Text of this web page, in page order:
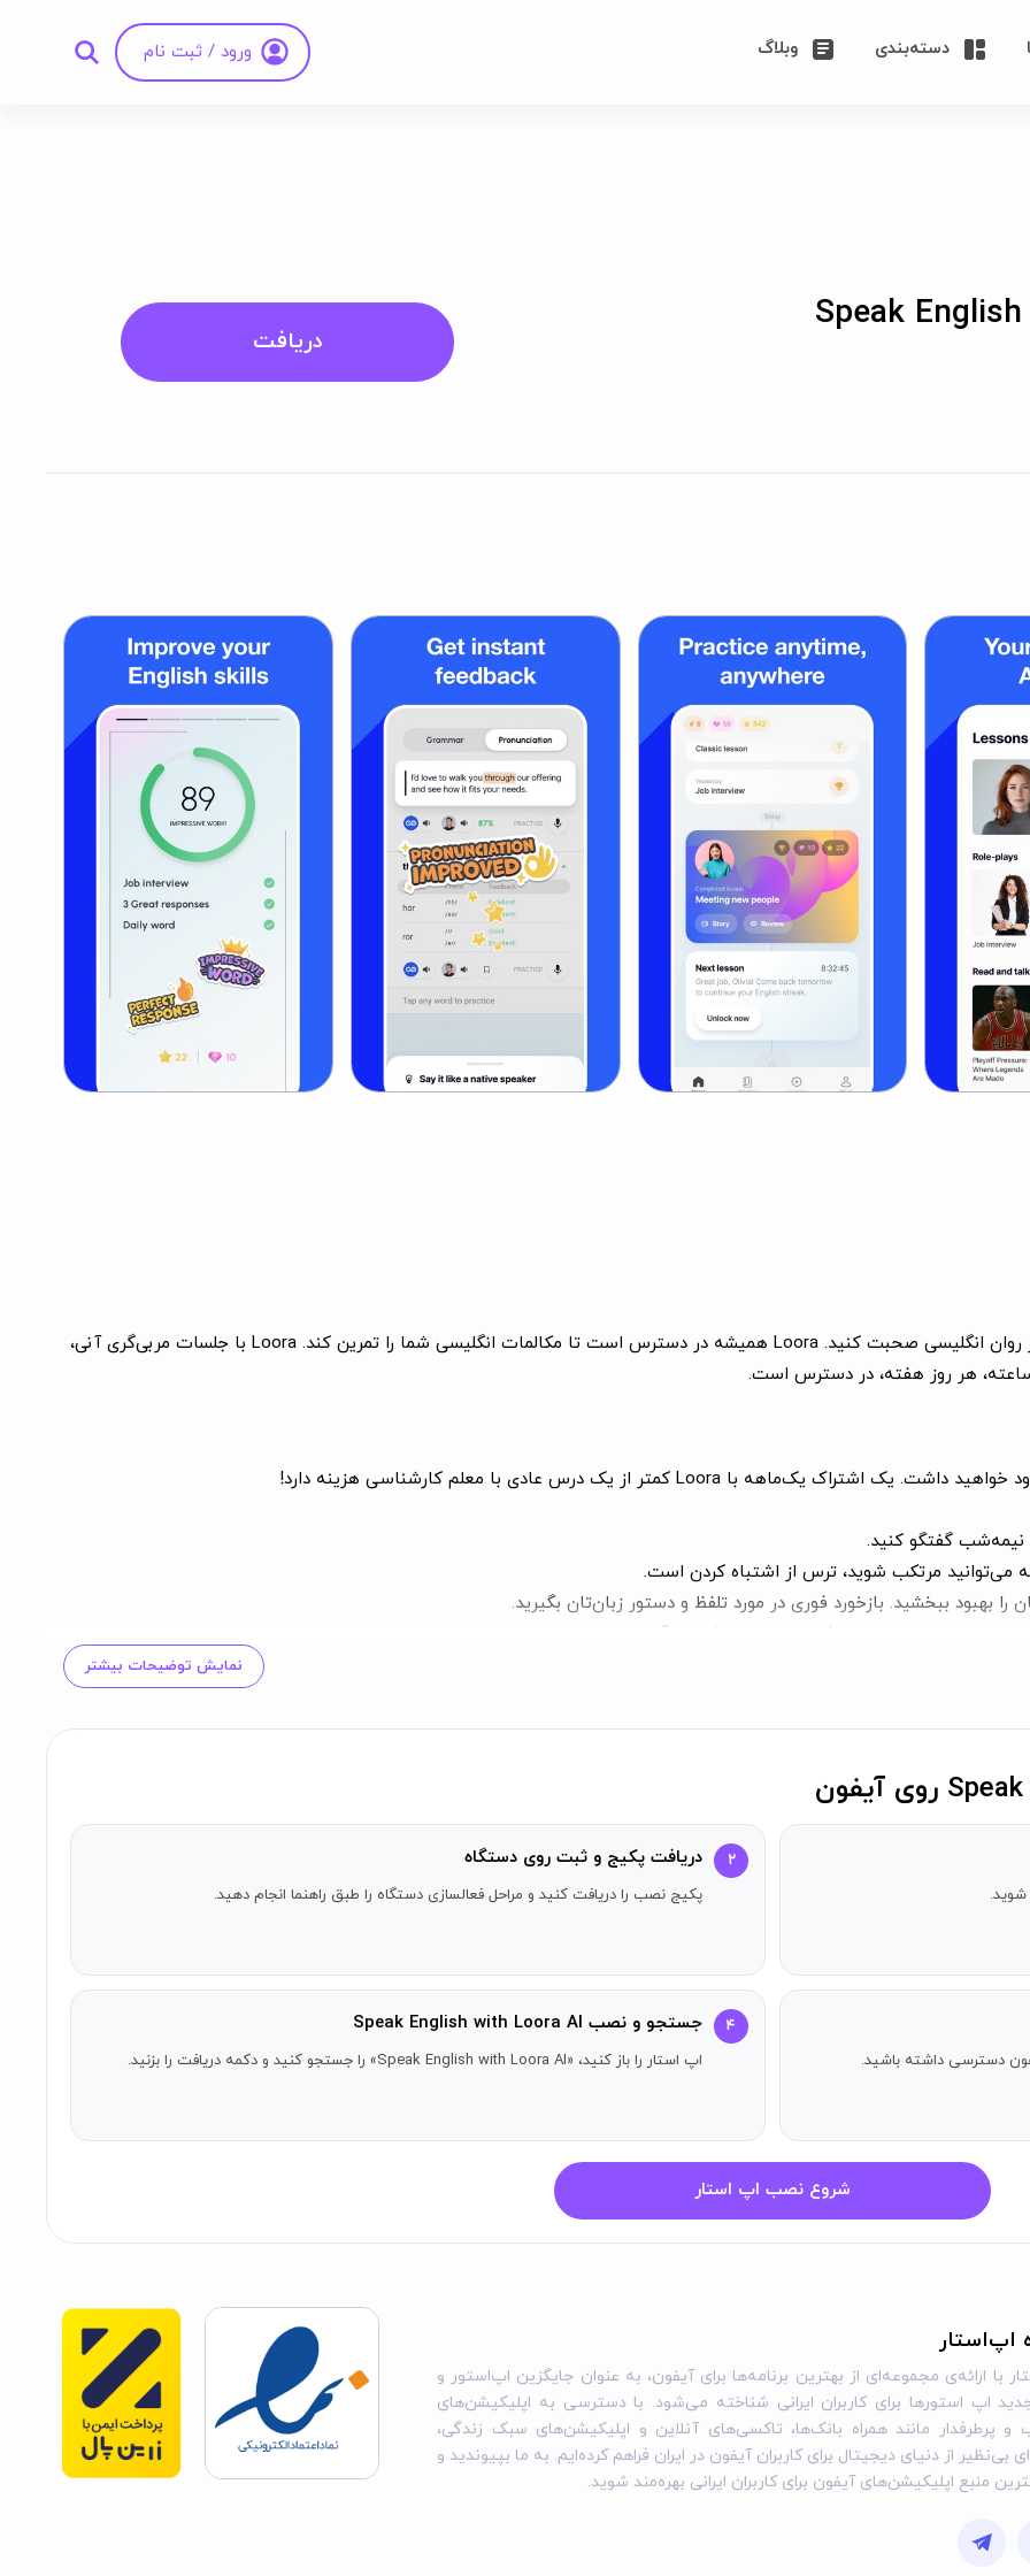
دسته‌بندی وبلاگ ورود / ثبت نام
Speak
دریافت
با Loora، معلم انگلیسی هوشمند شخصی‌تان، به راحتی به طور روان انگلیسی صحبت کنید. Loora همیشه در دسترس است تا مکالمات انگلیسی شما را تمرین کند. Loora با جلسات مربی‌گری آنی،
می‌توانید مرتکب شوید، ترس از اشتباه کردن است.
را بهبود ببخشید. بازخورد فوری در مورد تلفظ و دستور زبان‌تان بگیرید.
تلفظ و لهجه خود را با شکست‌دادن اهداف هفتگی‌تان بهبود ببخشید.
یادگیری زبان، برای ارائه بهترین مربی زبان انگلیسی هوشمند به‌طور مشترک کار کرده‌اند. هدف آن‌ها، فراهم کردن بهترین تجربه
خودکار را در تنظیمات آیفون خود خاموش کنید. در صورت لغو اشتراک، دسترسی به Loora در پایان دوره پرداخت فعلی منقضی می‌شود. هیچ گونه بازپرداختی برای هیچ بخشی از دوره استفاده‌نشده
نمایش توضیحات بیشتر
شوید.
۲ دریافت پکیج و ثبت روی دستگاه
پکیج نصب را دریافت کنید و مراحل فعالسازی دستگاه را طبق راهنما انجام دهید.
دسترسی داشته باشید.
۴ جستجو و نصب Speak English with Loora AI
اپ استار را باز کنید، «Speak English with Loora AI» را جستجو کنید و دکمه دریافت را بزنید.
شروع نصب اپ استار
اپ‌استار
با ارائه‌ی مجموعه‌ای از بهترین برنامه‌ها برای آیفون، به عنوان جایگزین اپ‌استور و
اپ استورها برای کاربران ایرانی شناخته می‌شود. با دسترسی به اپلیکیشن‌های
و پرطرفدار مانند همراه بانک‌ها، تاکسی‌های آنلاین و اپلیکیشن‌های سبک زندگی،
بی‌نظیر از دنیای دیجیتال برای کاربران آیفون در ایران فراهم کرده‌ایم. به ما بپیوندید و
منبع اپلیکیشن‌های آیفون برای کاربران ایرانی بهره‌مند شوید.